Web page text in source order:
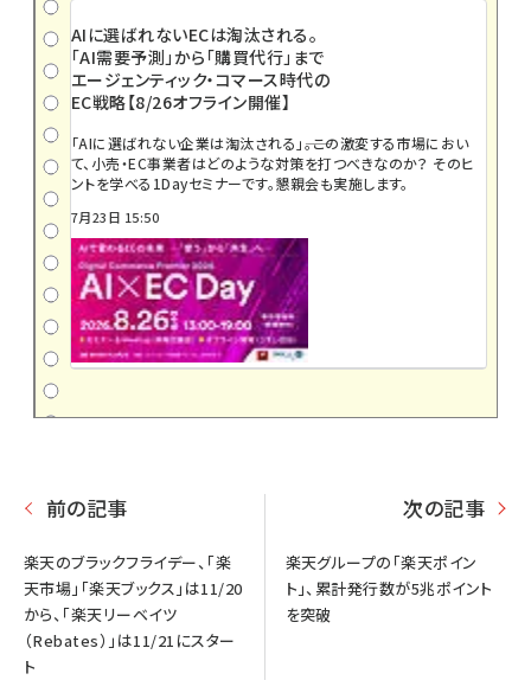
AIに選ばれないECは淘汰される。
「AI需要予測」から「購買代行」まで
エージェンティック・コマース時代の
EC戦略【8/26オフライン開催】
「AIに選ばれない企業は淘汰される」――。この激変する市場におい
て、小売・EC事業者はどのような対策を打つべきなのか？ そのヒ
ントを学べる1Dayセミナーです。懇親会も実施します。
7月23日 15:50
前の記事
楽天のブラックフライデー、「楽
天市場」「楽天ブックス」は11/20
から、「楽天リーベイツ
（Rebates）」は11/21にスター
ト
次の記事
楽天グループの「楽天ポイン
ト」、累計発行数が5兆ポイント
を突破